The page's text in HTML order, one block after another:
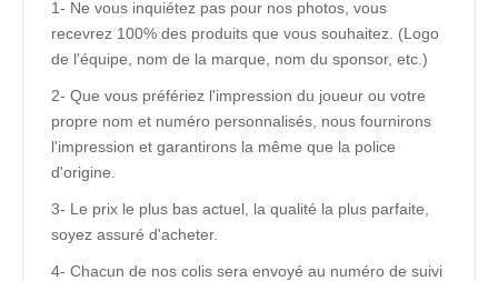
1- Ne vous inquiétez pas pour nos photos, vous
recevrez 100% des produits que vous souhaitez. (Logo
de l'équipe, nom de la marque, nom du sponsor, etc.)
2- Que vous préfériez l'impression du joueur ou votre
propre nom et numéro personnalisés, nous fournirons
l'impression et garantirons la même que la police
d'origine.
3- Le prix le plus bas actuel, la qualité la plus parfaite,
soyez assuré d'acheter.
4- Chacun de nos colis sera envoyé au numéro de suivi